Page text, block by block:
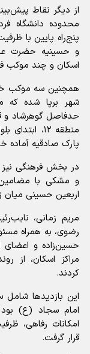
از دیگر نقاط
و حسینیه حضرت
اسکان و چند موکب
همچنین سه موکب
حدفاصل گوهرشاد و
منطقه ۱۲،
پارک صادقیه آماده
و مشکی با مضامین
اربعین حسینی میان
مریم زمانی،
رضوی، به همراه
حسین‌زاده و اعضای
مراکز اسکان، از
کردند.
امام سجاد (ع)
امکانات رفاهی،
قرار گرفت.